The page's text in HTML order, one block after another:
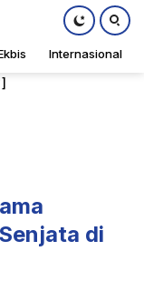
Internasional
di